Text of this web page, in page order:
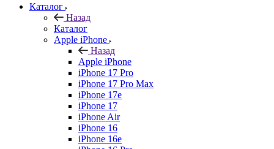
Каталог
Назад
Каталог
Apple iPhone
Назад
Apple iPhone
iPhone 17 Pro
iPhone 17 Pro Max
iPhone 17e
iPhone 17
iPhone Air
iPhone 16
iPhone 16e